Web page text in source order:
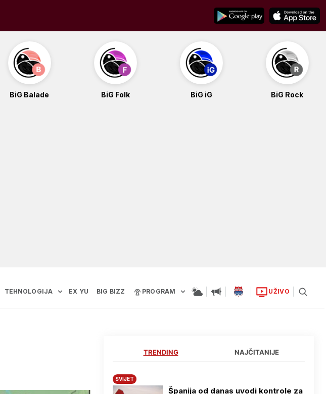
BiG Balade BiG Folk BiG iG BiG Rock
TEHNOLOGIJA EX YU BIG BIZZ PROGRAM UŽIVO
TRENDING NAJČITANIJE
SVIJET
Španija od danas uvodi kontrole za